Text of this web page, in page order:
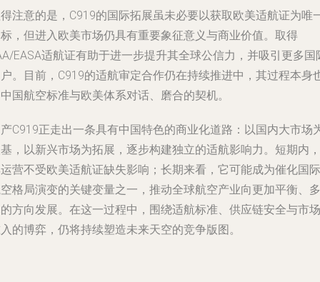
注意的是，C919的国际拓展虽未必要以获取欧美适航证为唯
，但进入欧美市场仍具有重要象征意义与商业价值。取得
EASA适航证有助于进一步提升其全球公信力，并吸引更多国
。目前，C919的适航审定合作仍在持续推进中，其过程本身
国航空标准与欧美体系对话、磨合的契机。
C919正走出一条具有中国特色的商业化道路：以国内大市场
，以新兴市场为拓展，逐步构建独立的适航影响力。短期内，
营不受欧美适航证缺失影响；长期来看，它可能成为催化国际
格局演变的关键变量之一，推动全球航空产业向更加平衡、多
方向发展。在这一过程中，围绕适航标准、供应链安全与市场
的博弈，仍将持续塑造未来天空的竞争版图。